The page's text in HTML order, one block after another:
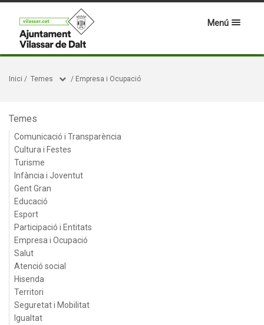
Menú
Inici / Temes / Empresa i Ocupació
Temes
Comunicació i Transparència
Cultura i Festes
Turisme
Infància i Joventut
Gent Gran
Educació
Esport
Participació i Entitats
Empresa i Ocupació
Salut
Atenció social
Hisenda
Territori
Seguretat i Mobilitat
Igualtat